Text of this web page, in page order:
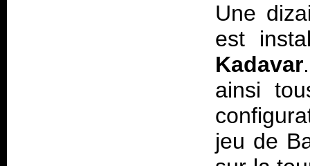
Une
est
Kadavar
ainsi
jeu de